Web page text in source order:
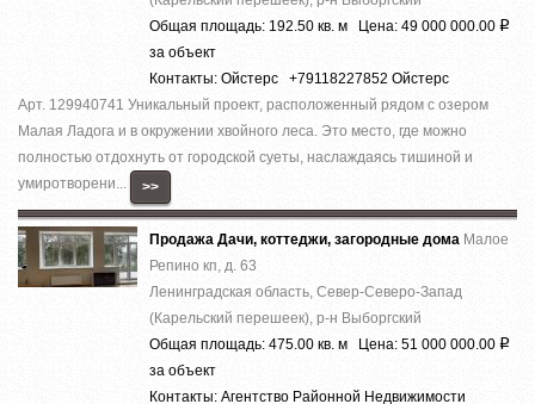
Общая площадь: 192.50 кв. м Цена: 49 000 000.00 Р
за объект
Контакты: Ойстерс +79118227852 Ойстерс
Арт. 129940741 Уникальный проект, расположенный рядом с озером
Малая Ладога и в окружении хвойного леса. Это место, где можно
полностью отдохнуть от городской суеты, наслаждаясь тишиной и
умиротворени...
>>
Продажа Дачи, коттеджи, загородные дома Малое
Репино кп, д. 63
Ленинградская область, Север-Северо-Запад
(Карельский перешеек), р-н Выборгский
Общая площадь: 475.00 кв. м Цена: 51 000 000.00 Р
за объект
Контакты: Агентство Районной Недвижимости